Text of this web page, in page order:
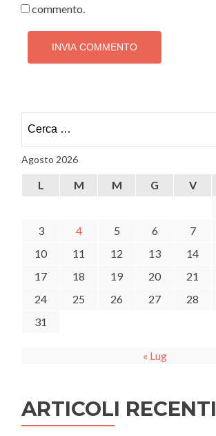
commento.
per:
Agosto 2026
L M M G V
3
4 5 6 7
10
11 12 13 14
17
18 19 20 21
24
25 26 27 28
31
« Lug
ARTICOLI RECENTI